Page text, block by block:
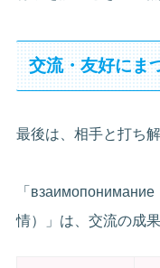
交流・友好にま
最後は、相手と打ち
「
情）」は、交流の成